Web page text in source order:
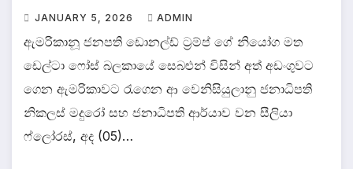
JANUARY 5, 2026 ADMIN
ඇමරිකානූ ජනපති ඩොනල්ඩ් ට්‍රම්ප් ගේ නියෝග මත
ඩෙල්ටා ෆෝස් බලකායේ සෙබළුන් විසින් අත් අඩංගුවට
ගෙන ඇමරිකාවට රැගෙන ආ වෙනිසියුලානු ජනාධිපති
නිකලස් මදුරෝ සහ ජනාධිපති ආර්යාව වන සීලියා
ෆ්ලෝරස්, අද (05)…